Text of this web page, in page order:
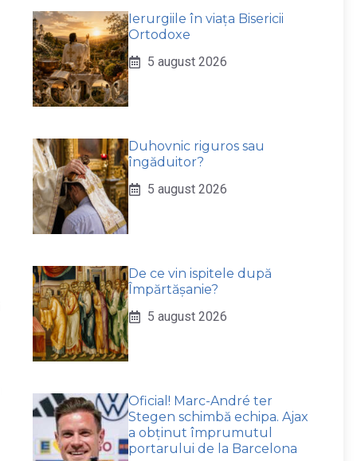
Ierurgiile în viața Bisericii
Ortodoxe
5 august 2026
Duhovnic riguros sau
îngăduitor?
5 august 2026
De ce vin ispitele după
Împărtășanie?
5 august 2026
Oficial! Marc-André ter
Stegen schimbă echipa. Ajax
a obținut împrumutul
portarului de la Barcelona